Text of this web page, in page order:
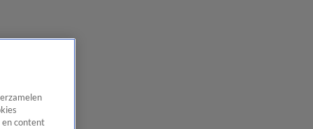
en content